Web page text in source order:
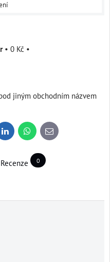
• 0 Kč •
jiným obchodním názvem
LinkedInWhatsApp
E-
mail
Recenze 0